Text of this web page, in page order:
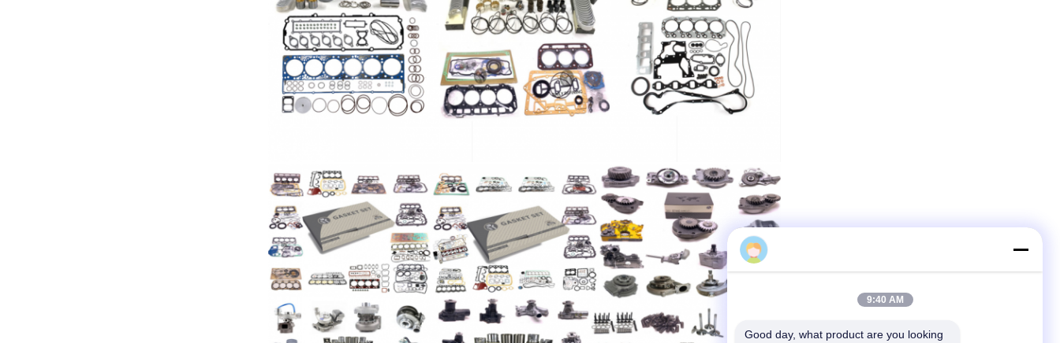
9:40 AM
Good day, what product are you looking